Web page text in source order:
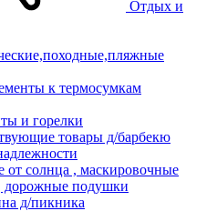
Отдых и
к термосумкам
и горелки
товары д/барбекю
от солнца , маскировочные
подушки
д/пикника